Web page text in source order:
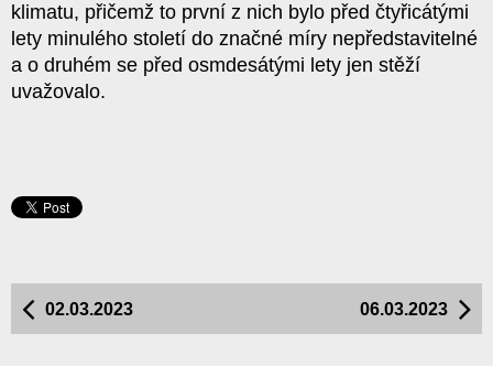
klimatu, přičemž to první z nich bylo před čtyřicátými
lety minulého století do značné míry nepředstavitelné
a o druhém se před osmdesátými lety jen stěží
uvažovalo.
06.03.2023
02.03.2023